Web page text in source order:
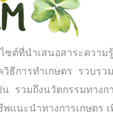
ซต์ที่นำเสนอสาระความ
ธีการทำเกษตร รวบรว
รวมถึงนวัตกรรมทางก
แนะนำทางการเกษตร เ